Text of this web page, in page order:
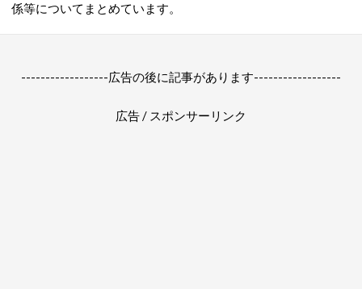
係等についてまとめています。
------------------広告の後に記事があります------------------
広告 / スポンサーリンク